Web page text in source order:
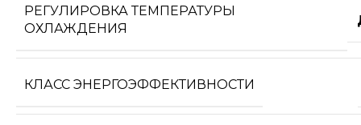
РЕГУЛИРОВКА ТЕМПЕРАТУРЫ
ОХЛАЖДЕНИЯ
КЛАСС ЭНЕРГОЭФФЕКТИВНОСТИ